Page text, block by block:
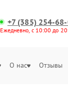
+7 (385) 254-
Ежедневно, с 10:00 до
О нас Отзывы